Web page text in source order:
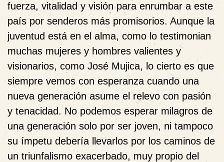
fuerza, vitalidad y visión para enrumbar a este
país por senderos más promisorios. Aunque la
juventud está en el alma, como lo testimonian
muchas mujeres y hombres valientes y
visionarios, como José Mujica, lo cierto es que
siempre vemos con esperanza cuando una
nueva generación asume el relevo con pasión
y tenacidad. No podemos esperar milagros de
una generación solo por ser joven, ni tampoco
su ímpetu debería llevarlos por los caminos de
un triunfalismo exacerbado, muy propio del